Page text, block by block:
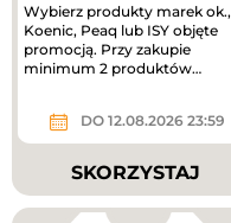
Wybierz produkty marek ok.,
Koenic, Peaq lub ISY objęte
promocją. Przy zakupie
minimum 2 produktów
DO 12.08.2026 23:59
SKORZYSTAJ